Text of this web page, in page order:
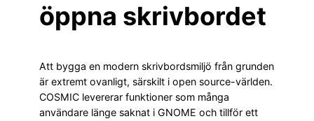
öppna skrivbordet
Att bygga en modern skrivbordsmiljö från grunden
är extremt ovanligt, särskilt i open source-världen.
COSMIC levererar funktioner som många
användare länge saknat i GNOME och tillför ett